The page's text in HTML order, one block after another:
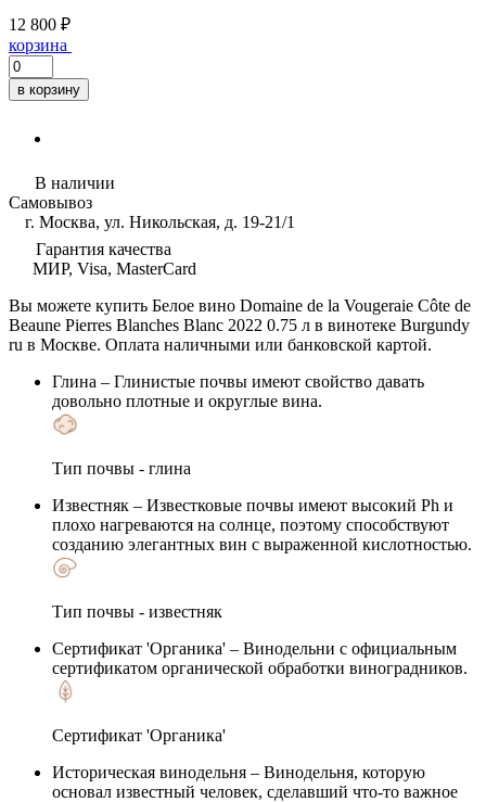
12 800 ₽
корзина
в корзину
В наличии
Самовывоз
г. Москва, ул. Никольская, д. 19-21/1
Гарантия качества
МИР, Visa, MasterCard
Вы можете купить Белое вино Domaine de la Vougeraie Côte de
Beaune Pierres Blanches Blanc 2022 0.75 л в винотеке Burgundy
ru в Москве. Оплата наличными или банковской картой.
Глина – Глинистые почвы имеют свойство давать
довольно плотные и округлые вина.
Тип почвы - глина
Известняк – Известковые почвы имеют высокий Ph и
плохо нагреваются на солнце, поэтому способствуют
созданию элегантных вин с выраженной кислотностью.
Тип почвы - известняк
Сертификат 'Органика' – Винодельни с официальным
сертификатом органической обработки виноградников.
Сертификат 'Органика'
Историческая винодельня – Винодельня, которую
основал известный человек, сделавший что-то важное